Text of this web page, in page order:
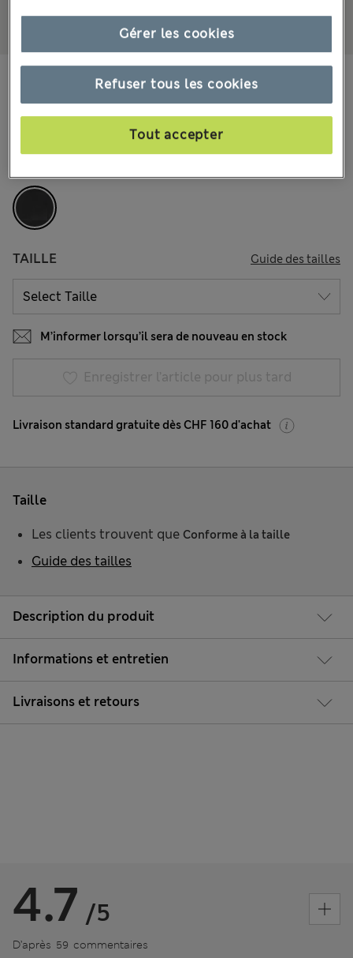
59 les commentaires reçus
CHF39.90
Tous les prix incluent les taxes et les frais de douanes
COULEUR: Noir
TAILLE Guide des tailles
M’informer lorsqu’il sera de nouveau en stock
Enregistrer l’article pour plus tard
Livraison standard gratuite dès CHF 160 d'achat
Description du produit
Informations et entretien
Livraisons et retours
Taille
Les clients trouvent que Conforme à la taille
Guide des tailles
4.7 /5
D’après 59 commentaires
Refuser tous les cookies
Tout accepter
Gérer les cookies